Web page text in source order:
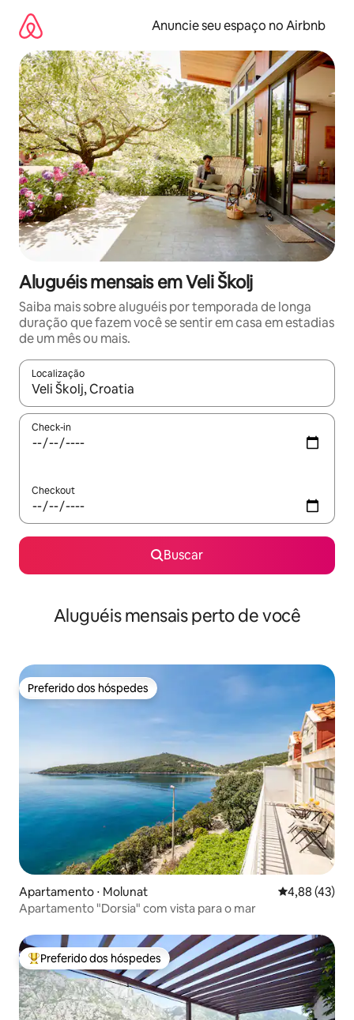
para
conteúdo
Anuncie seu espaço no Airbnb
Aluguéis mensais em Veli Školj
Saiba mais sobre aluguéis por temporada de longa
duração que fazem você se sentir em casa em estadias
de um mês ou mais.
Localização
Quando os resultados estiverem disponíveis, explore-os
Check-in
Checkout
Buscar
Aluguéis mensais perto de você
Preferido dos hóspedes
Preferido dos hóspedes
Apartamento ⋅ Molunat 4,88 de uma
4,88 (43)
Apartamento "Dorsia" com vista para o mar
Entre os melhores preferidos dos hóspedes
Preferido dos hóspedes